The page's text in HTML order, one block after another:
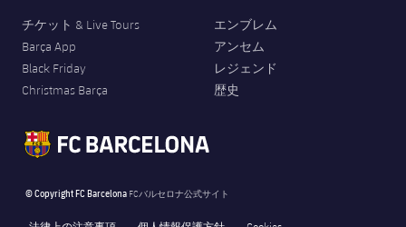
チケット & Live Tours
Barça App
Black Friday
Christmas Barça
エンブレム
アンセム
レジェンド
歴史
© Copyright FC Barcelona FCバルセロナ公式サイト